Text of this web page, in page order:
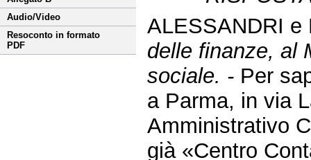
Audio/Video
Resoconto in formato
PDF
ALESSANDRI
delle finanze, al
sociale. - Per
a Parma, in via
Amministrativo
già «Centro